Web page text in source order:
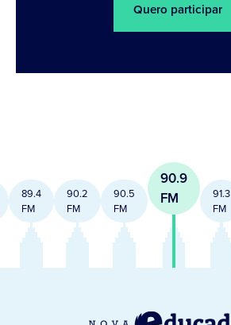
Quero participar
89.4
FM
90.2
FM
90.5
FM
90.9
FM
91.3
FM